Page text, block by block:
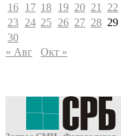
16 17 18 19 20 21
22
23 24 25 26 27 28 29
30
« Авг
Окт »